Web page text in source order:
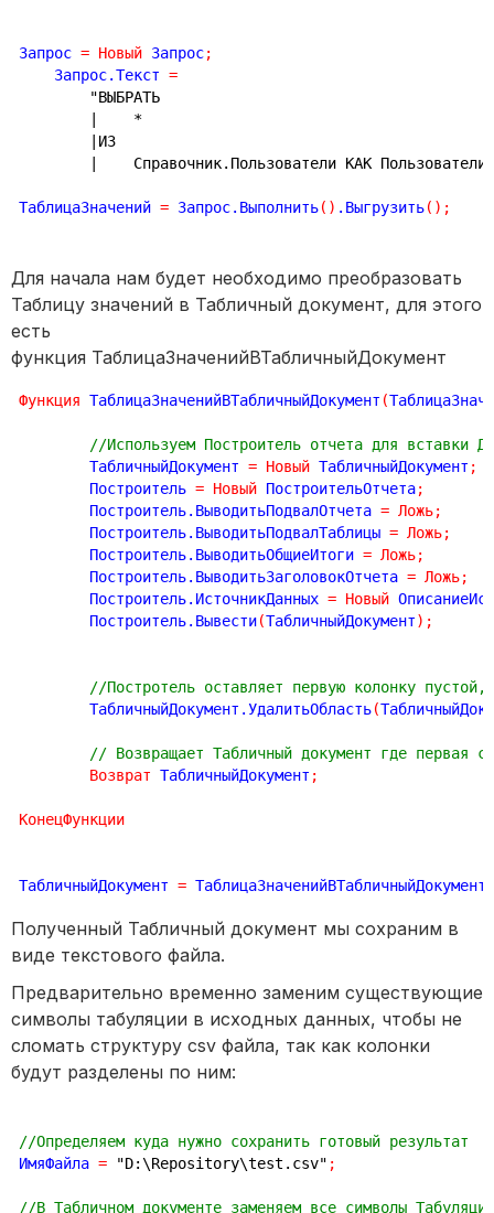
Запрос = Новый Запрос;
Запрос.Текст =
"ВЫБРАТЬ
|    *
|ИЗ
|    Справочник.Пользователи КАК
ТаблицаЗначений = Запрос.Выполнить( ) .Выгрузить( ) ;
Для начала нам будет необходимо преобразовать
Таблицу значений в Табличный документ, для этого
есть
функция ТаблицаЗначенийВТабличныйДокумент
Функция ТаблицаЗначенийВТабличныйДокумент (
//Используем Построитель отчета для вставки
	ТабличныйДокумент
= Новый ТабличныйДокумент ;
	Построитель
= Новый ПостроительОтчета;
	Построитель.ВыводитьПодвалОтчета
= Ложь;
	Построитель.ВыводитьПодвалТаблицы
= Ложь;
	Построитель.ВыводитьОбщиеИтоги
= Ложь;
	Построитель.ВыводитьЗаголовокОтчета
= Ложь;
	Построитель.ИсточникДанных
= Новый
	Построитель.Вывести
(ТабличныйДокумент) ;
//Постротель оставляет первую колонку
	ТабличныйДокумент.УдалитьОбласть
(
// Возвращает Табличный документ где первая
Возврат ТабличныйДокумент ;
КонецФункции
ТабличныйДокумент = ТаблицаЗначенийВТабличныйДокумент
Полученный Табличный документ мы сохраним в
виде текстового файла.
Предварительно временно заменим существующие
символы табуляции в исходных данных, чтобы не
сломать структуру csv файла, так как колонки
будут разделены по ним:
//Определяем куда нужно сохранить готовый результат
ИмяФайла = "D:\Repository\test.csv" ;
//В Табличном документе заменяем все символы